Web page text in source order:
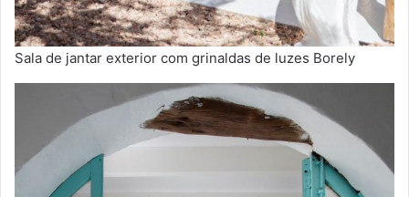
Sala de jantar exterior com grinaldas de luzes Borely